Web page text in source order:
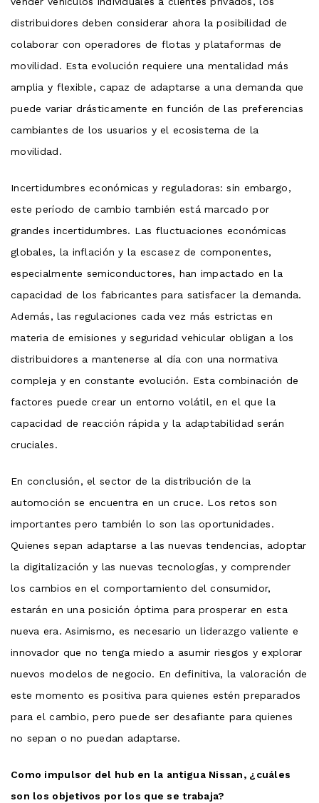
distribuidores deben considerar ahora la posibilidad de
colaborar con operadores de flotas y plataformas de
movilidad. Esta evolución requiere una mentalidad más
amplia y flexible, capaz de adaptarse a una demanda que
puede variar drásticamente en función de las preferencias
cambiantes de los usuarios y el ecosistema de la
movilidad.
Incertidumbres económicas y reguladoras: sin embargo,
este período de cambio también está marcado por
grandes incertidumbres. Las fluctuaciones económicas
globales, la inflación y la escasez de componentes,
especialmente semiconductores, han impactado en la
capacidad de los fabricantes para satisfacer la demanda.
Además, las regulaciones cada vez más estrictas en
materia de emisiones y seguridad vehicular obligan a los
distribuidores a mantenerse al día con una normativa
compleja y en constante evolución. Esta combinación de
factores puede crear un entorno volátil, en el que la
capacidad de reacción rápida y la adaptabilidad serán
cruciales.
En conclusión, el sector de la distribución de la
automoción se encuentra en un cruce. Los retos son
importantes pero también lo son las oportunidades.
Quienes sepan adaptarse a las nuevas tendencias, adoptar
la digitalización y las nuevas tecnologías, y comprender
los cambios en el comportamiento del consumidor,
estarán en una posición óptima para prosperar en esta
nueva era. Asimismo, es necesario un liderazgo valiente e
innovador que no tenga miedo a asumir riesgos y explorar
nuevos modelos de negocio. En definitiva, la valoración de
este momento es positiva para quienes estén preparados
para el cambio, pero puede ser desafiante para quienes
no sepan o no puedan adaptarse.
Como impulsor del hub en la antigua Nissan, ¿cuáles
son los objetivos por los que se trabaja?